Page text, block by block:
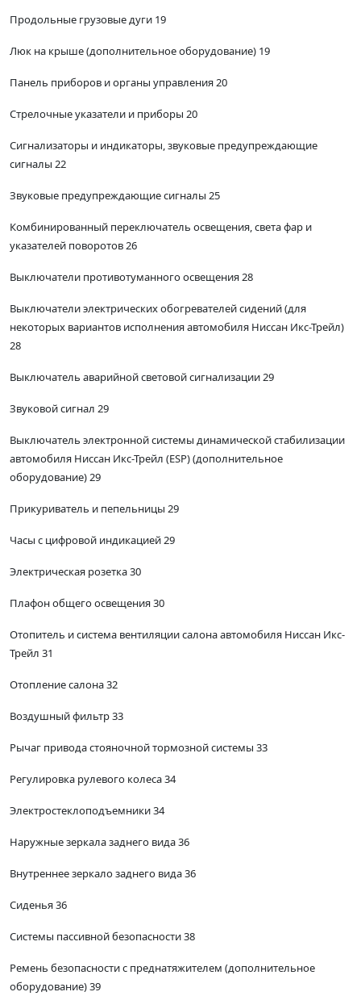
Продольные грузовые дуги 19
Люк на крыше (дополнительное оборудование) 19
Панель приборов и органы управления 20
Стрелочные указатели и приборы 20
Сигнализаторы и индикаторы, звуковые предупреждающие
сигналы 22
Звуковые предупреждающие сигналы 25
Комбинированный переключатель освещения, света фар и
указателей поворотов 26
Выключатели противотуманного освещения 28
Выключатели электрических обогревателей сидений (для
некоторых вариантов исполнения автомобиля Ниссан Икс-Трейл)
28
Выключатель аварийной световой сигнализации 29
Звуковой сигнал 29
Выключатель электронной системы динамической стабилизации
автомобиля Ниссан Икс-Трейл (ESP) (дополнительное
оборудование) 29
Прикуриватель и пепельницы 29
Часы с цифровой индикацией 29
Электрическая розетка 30
Плафон общего освещения 30
Отопитель и система вентиляции салона автомобиля Ниссан Икс-
Трейл 31
Отопление салона 32
Воздушный фильтр 33
Рычаг привода стояночной тормозной системы 33
Регулировка рулевого колеса 34
Электростеклоподъемники 34
Наружные зеркала заднего вида 36
Внутреннее зеркало заднего вида 36
Сиденья 36
Системы пассивной безопасности 38
Ремень безопасности с преднатяжителем (дополнительное
оборудование) 39